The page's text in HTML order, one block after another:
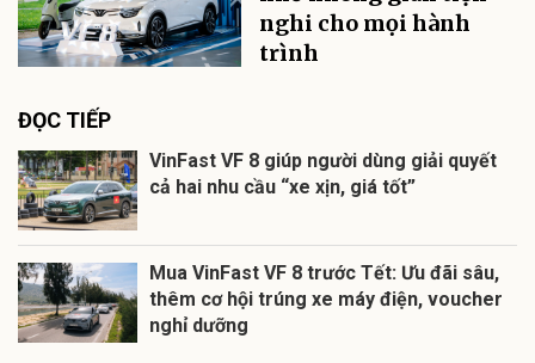
nghi cho mọi hành
trình
ĐỌC TIẾP
VinFast VF 8 giúp người dùng giải quyết
cả hai nhu cầu “xe xịn, giá tốt”
Mua VinFast VF 8 trước Tết: Ưu đãi sâu,
thêm cơ hội trúng xe máy điện, voucher
nghỉ dưỡng